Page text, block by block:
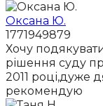
Оксана Ю.
1771949879
Хочу
рішення суду
2011 році,дуже
рекомендую